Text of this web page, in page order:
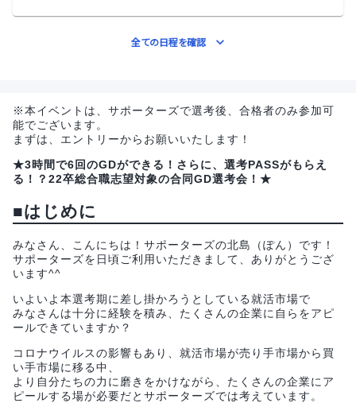
全ての日程を確認
※本イベントは、サポーターズで選考後、合格者のみ参加可
能でございます。
まずは、エントリーからお願いいたします！
★3時間で6回のGDができる！さらに、選考PASSがもらえ
る！？22卒総合職志望対象の合同GD選考会！★
■はじめに
みなさん、こんにちは！サポーターズの北島（ぽん）です！
サポーターズを日頃ご利用いただきまして、ありがとうござ
います^^
いよいよ本選考期に差し掛かろうとしている就活市場で
みなさんは十分に経験を積み、たくさんの企業に自らをアピ
ールできていますか？
コロナウイルスの影響もあり、就活市場が売り手市場から買
い手市場に移る中、
より自分たちの力に磨きをかけながら、たくさんの企業にア
ピールする場が必要だとサポーターズでは考えています。